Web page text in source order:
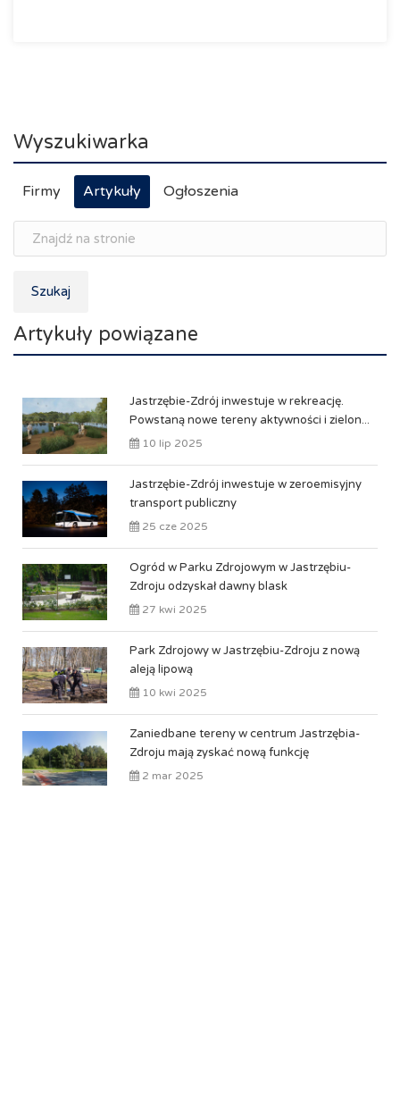
Wyszukiwarka
Firmy Artykuły Ogłoszenia
Szukaj
Artykuły powiązane
Jastrzębie-Zdrój inwestuje w rekreację.
Powstaną nowe tereny aktywności i zielon...
10 lip 2025
Jastrzębie-Zdrój inwestuje w zeroemisyjny
transport publiczny
25 cze 2025
Ogród w Parku Zdrojowym w Jastrzębiu-
Zdroju odzyskał dawny blask
27 kwi 2025
Park Zdrojowy w Jastrzębiu-Zdroju z nową
aleją lipową
10 kwi 2025
Zaniedbane tereny w centrum Jastrzębia-
Zdroju mają zyskać nową funkcję
2 mar 2025